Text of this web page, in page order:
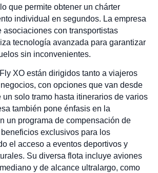
que permite obtener un chárter
individual en segundos. La empresa
asociaciones con transportistas
tecnología avanzada para garantizar
sin inconvenientes.
XO están dirigidos tanto a viajeros
con opciones que van desde
un solo tramo hasta itinerarios de varios
también pone énfasis en la
un programa de compensación de
exclusivos para los
el acceso a eventos deportivos y
Su diversa flota incluye aviones
y de alcance ultralargo, como